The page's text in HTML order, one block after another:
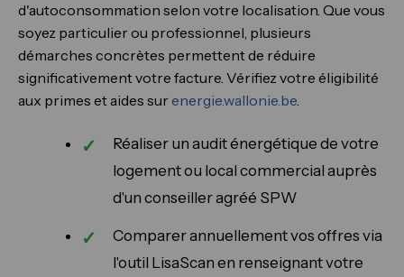
d'autoconsommation selon votre localisation. Que vous
soyez particulier ou professionnel, plusieurs
démarches concrètes permettent de réduire
significativement votre facture. Vérifiez votre éligibilité
aux primes et aides sur energie.wallonie.be.
Réaliser un audit énergétique de votre
logement ou local commercial auprès
d'un conseiller agréé SPW
Comparer annuellement vos offres via
l'outil LisaScan en renseignant votre